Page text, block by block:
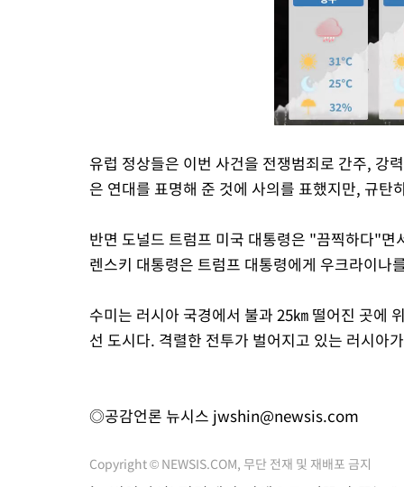
유럽 정상들은 이번 사건을 전쟁범죄로 간주, 강
은 연대를 표명해 준 것에 사의를 표했지만, 규
반면 도널드 트럼프 미국 대통령은 "끔찍하다"
렌스키 대통령은 트럼프 대통령에게 우크라이나
수미는 러시아 국경에서 불과 25㎞ 떨어진 곳에
선 도시다. 격렬한 전투가 벌어지고 있는 러시아
◎공감언론 뉴시스 jwshin@newsis.com
Copyright © NEWSIS.COM, 무단 전재 및 재배포 금지